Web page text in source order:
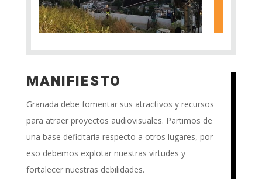
MANIFIESTO
Granada debe fomentar sus atractivos y recursos
para atraer proyectos audiovisuales. Partimos de
una base deficitaria respecto a otros lugares, por
eso debemos explotar nuestras virtudes y
fortalecer nuestras debilidades.